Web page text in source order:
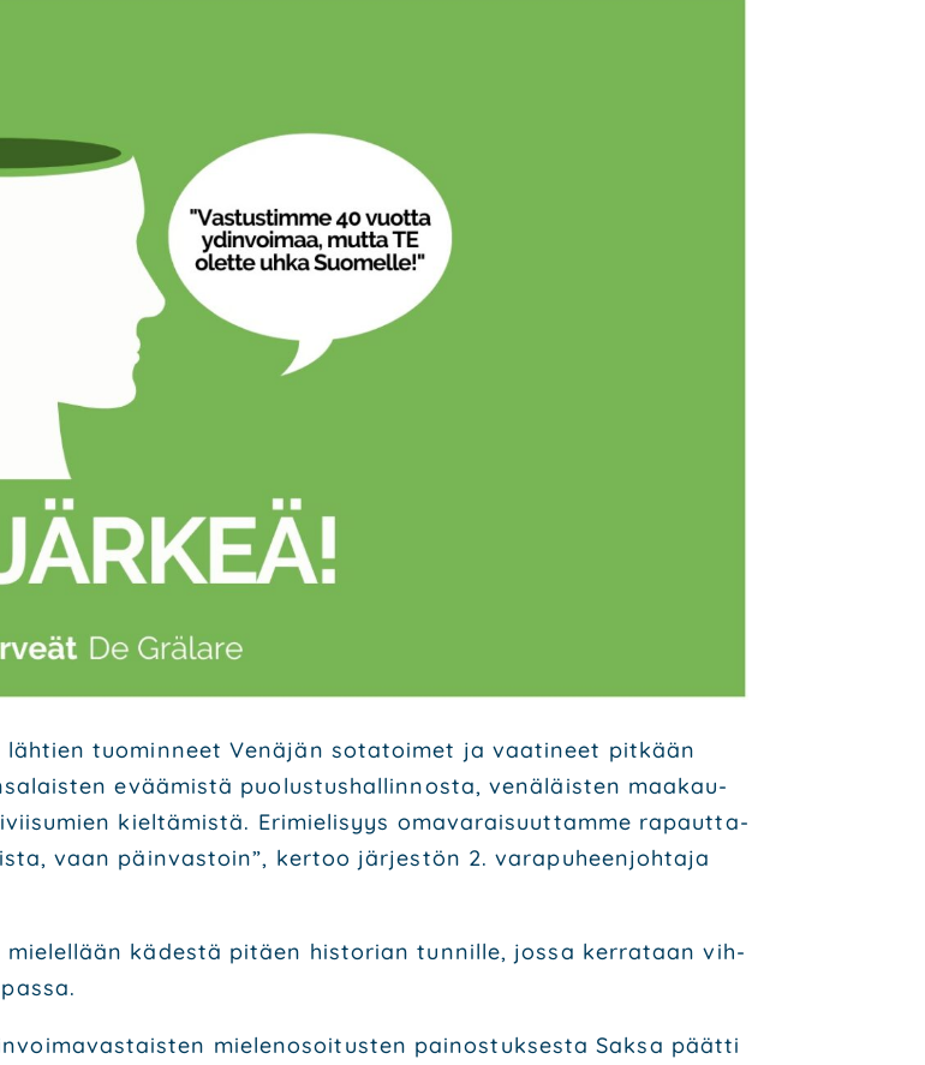
läh­tien tuo­min­neet Venä­jän sota­toi­met ja vaa­ti­neet pit­kään
evää­mis­tä puo­lus­tus­hal­lin­nos­ta, venä­läis­ten maa­kau­
kiel­tä­mis­tä. Eri­mie­li­syys oma­va­rai­suut­tam­me rapaut­ta­
vaan päin­vas­toin”, ker­too jär­jes­tön 2. vara­pu­heen­joh­ta­ja
mie­lel­lään kädes­tä pitäen his­to­rian tun­nil­le, jos­sa ker­ra­taan vih­
mie­le­no­soi­tus­ten pai­nos­tuk­ses­ta Sak­sa päät­ti